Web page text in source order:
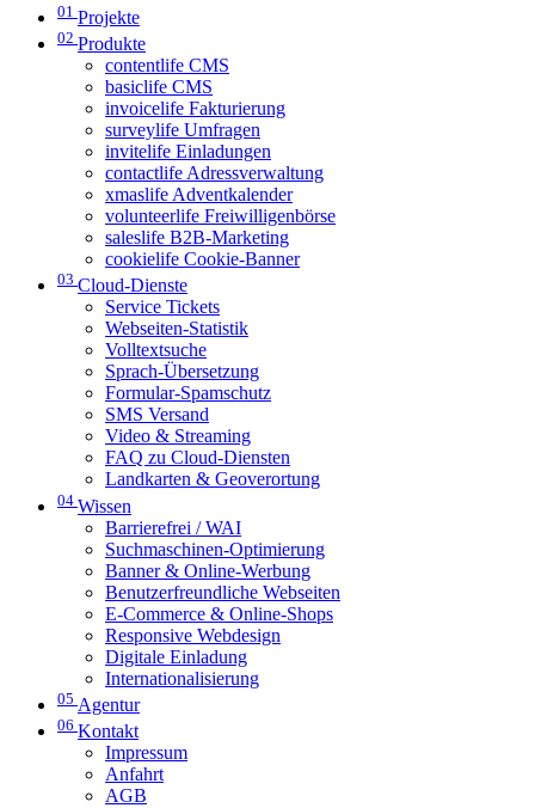
01 Projekte
02 Produkte
contentlife CMS
basiclife CMS
invoicelife Fakturierung
surveylife Umfragen
invitelife Einladungen
contactlife Adressverwaltung
xmaslife Adventkalender
volunteerlife Freiwilligenbörse
saleslife B2B-Marketing
cookielife Cookie-Banner
03 Cloud-Dienste
Service Tickets
Webseiten-Statistik
Volltextsuche
Sprach-Übersetzung
Formular-Spamschutz
SMS Versand
Video & Streaming
FAQ zu Cloud-Diensten
Landkarten & Geoverortung
04 Wissen
Barrierefrei / WAI
Suchmaschinen-Optimierung
Banner & Online-Werbung
Benutzerfreundliche Webseiten
E-Commerce & Online-Shops
Responsive Webdesign
Digitale Einladung
Internationalisierung
05 Agentur
06 Kontakt
Impressum
Anfahrt
AGB